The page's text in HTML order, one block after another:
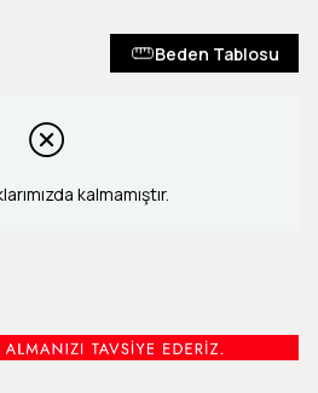
Beden Tablosu
kalmamıştır.